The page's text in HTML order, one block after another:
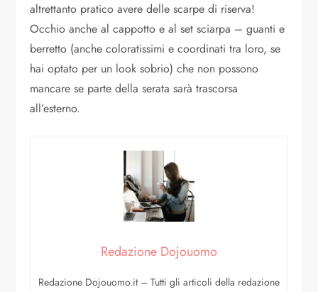
altrettanto pratico avere delle scarpe di riserva!
Occhio anche al cappotto e al set sciarpa – guanti e
berretto (anche coloratissimi e coordinati tra loro, se
hai optato per un look sobrio) che non possono
mancare se parte della serata sarà trascorsa
all’esterno.
Redazione Dojouomo
Redazione Dojouomo.it – Tutti gli articoli della redazione